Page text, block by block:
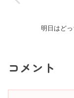
明日はど
コメント